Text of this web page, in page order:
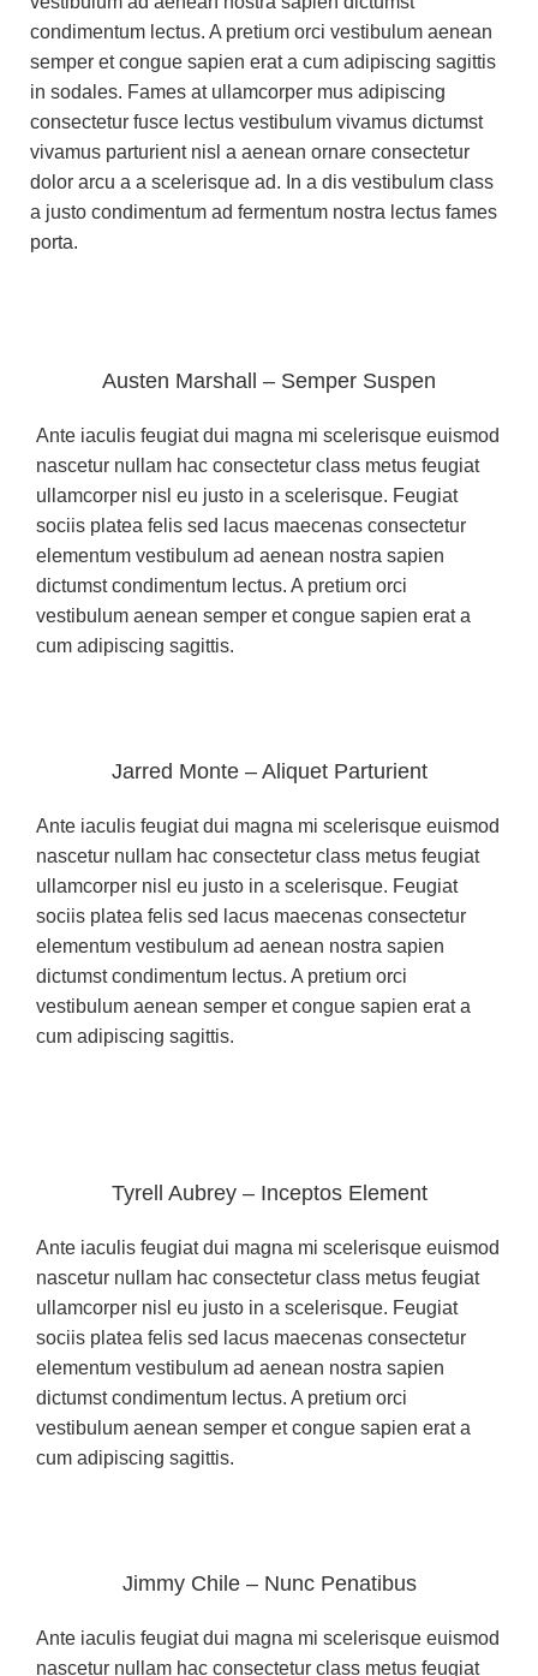
condimentum lectus. A pretium orci vestibulum aenean
semper et congue sapien erat a cum adipiscing sagittis
in sodales. Fames at ullamcorper mus adipiscing
consectetur fusce lectus vestibulum vivamus dictumst
vivamus parturient nisl a aenean ornare consectetur
dolor arcu a a scelerisque ad. In a dis vestibulum class
a justo condimentum ad fermentum nostra lectus fames
porta.
Austen Marshall – Semper Suspen
Ante iaculis feugiat dui magna mi scelerisque euismod
nascetur nullam hac consectetur class metus feugiat
ullamcorper nisl eu justo in a scelerisque. Feugiat
sociis platea felis sed lacus maecenas consectetur
elementum vestibulum ad aenean nostra sapien
dictumst condimentum lectus. A pretium orci
vestibulum aenean semper et congue sapien erat a
cum adipiscing sagittis.
Jarred Monte – Aliquet Parturient
Ante iaculis feugiat dui magna mi scelerisque euismod
nascetur nullam hac consectetur class metus feugiat
ullamcorper nisl eu justo in a scelerisque. Feugiat
sociis platea felis sed lacus maecenas consectetur
elementum vestibulum ad aenean nostra sapien
dictumst condimentum lectus. A pretium orci
vestibulum aenean semper et congue sapien erat a
cum adipiscing sagittis.
Tyrell Aubrey – Inceptos Element
Ante iaculis feugiat dui magna mi scelerisque euismod
nascetur nullam hac consectetur class metus feugiat
ullamcorper nisl eu justo in a scelerisque. Feugiat
sociis platea felis sed lacus maecenas consectetur
elementum vestibulum ad aenean nostra sapien
dictumst condimentum lectus. A pretium orci
vestibulum aenean semper et congue sapien erat a
cum adipiscing sagittis.
Jimmy Chile – Nunc Penatibus
Ante iaculis feugiat dui magna mi scelerisque euismod
nascetur nullam hac consectetur class metus feugiat